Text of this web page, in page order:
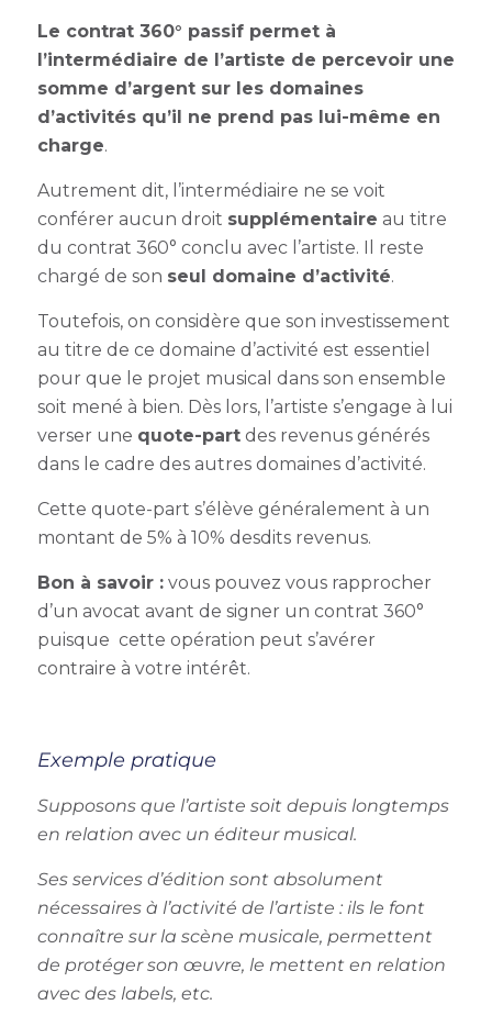
Le contrat 360° passif permet à
l’intermédiaire de l’artiste de percevoir une
somme d’argent sur les domaines
d’activités qu’il ne prend pas lui-même en
charge.
Autrement dit, l’intermédiaire ne se voit
conférer aucun droit supplémentaire au titre
du contrat 360° conclu avec l’artiste. Il reste
chargé de son seul domaine d’activité.
Toutefois, on considère que son investissement
au titre de ce domaine d’activité est essentiel
pour que le projet musical dans son ensemble
soit mené à bien. Dès lors, l’artiste s’engage à lui
verser une quote-partdes revenus générés
dans le cadre des autres domaines d’activité.
Cette quote-part s’élève généralement à un
montant de 5% à 10% desdits revenus.
Bon à savoir:vous pouvez vous rapprocher
d’un avocat avant de signer un contrat 360°
puisque cette opération peut s’avérer
contraire à votre intérêt.
Exemple pratique
Supposons que l’artiste soit depuis longtemps
en relation avec un éditeur musical.
Ses services d’édition sont absolument
nécessaires à l’activité de l’artiste : ils le font
connaître sur la scène musicale, permettent
de protéger son œuvre, le mettent en relation
avec des labels, etc.